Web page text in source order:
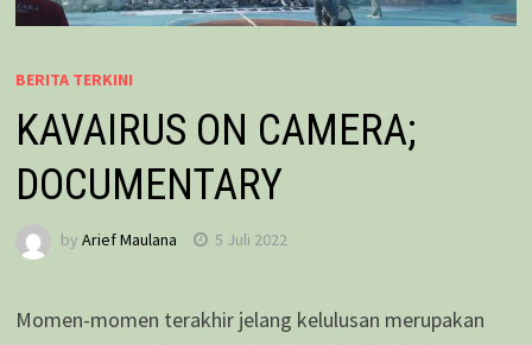
BERITA TERKINI
KAVAIRUS ON CAMERA;
DOCUMENTARY
by Arief Maulana 5 Juli 2022
Momen-momen terakhir jelang kelulusan merupakan